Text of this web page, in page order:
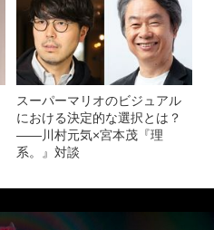
スーパーマリオのビジュアル
における決定的な選択とは？
――川村元気×宮本茂『理
系。』対談